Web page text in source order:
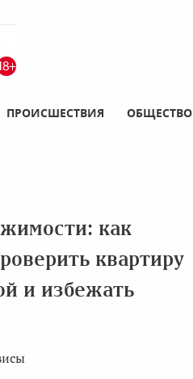
ПРОИСШЕСТВИЯ ОБЩЕСТВО
как
квартиру
и избежать